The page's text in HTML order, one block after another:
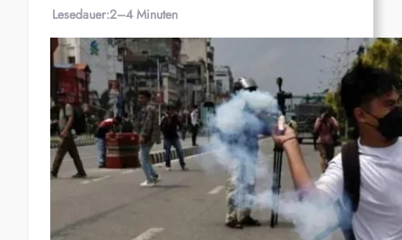
Lesedauer:2–4 Minuten